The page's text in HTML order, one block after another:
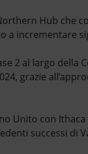
Hub che
a incrementare
2 al largo della
grazie
Unito con
successi di